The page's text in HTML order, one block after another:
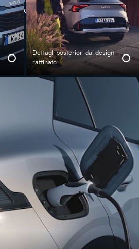
da ferma.
Dettagli posteriori dal design
raffinato